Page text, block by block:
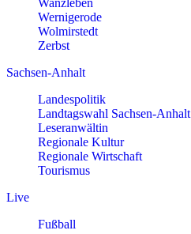
Wanzleben
Wernigerode
Wolmirstedt
Zerbst
Sachsen-Anhalt
Landespolitik
Landtagswahl Sachsen-Anhalt
Leseranwältin
Regionale Kultur
Regionale Wirtschaft
Tourismus
Live
Fußball